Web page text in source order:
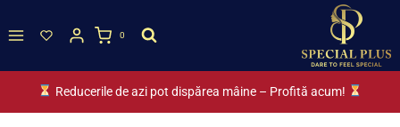
to
0
Reducerile de azi pot dispărea mâine – Profită acum!